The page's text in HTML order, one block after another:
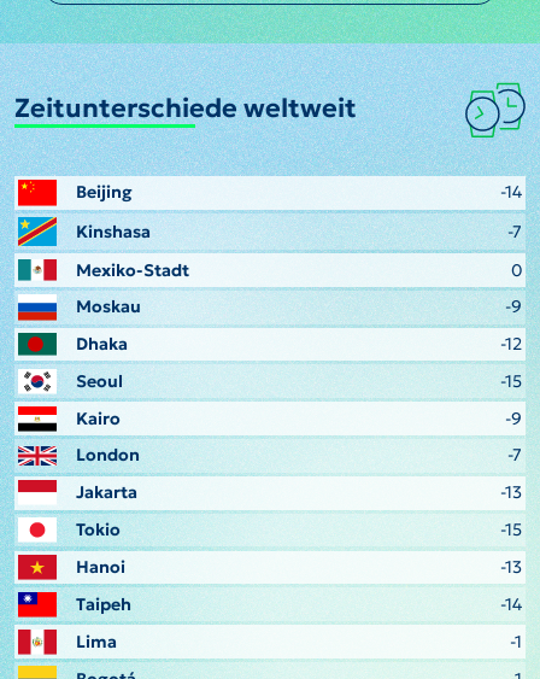
Zeitunterschiede weltweit
Beijing
-14
Kinshasa
-7
Mexiko-Stadt
0
Moskau
-9
Dhaka
-12
Seoul
-15
Kairo
-9
London
-7
Jakarta
-13
Tokio
-15
Hanoi
-13
Taipeh
-14
Lima
-1